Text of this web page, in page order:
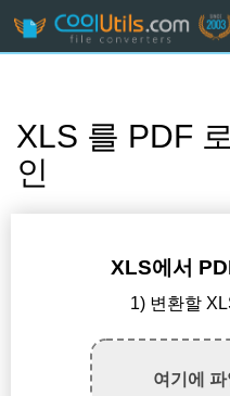
XLS 를 PDF
인
XLS에서
1) 변환할
여기에